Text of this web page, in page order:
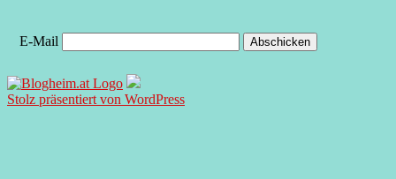
E-Mail
Stolz präsentiert von WordPress